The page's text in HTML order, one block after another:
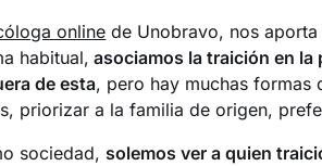
online de Unobravo, nos
habitual, asociamos la traición en la
de esta, pero hay muchas formas
priorizar a la familia de origen,
sociedad, solemos ver a quien